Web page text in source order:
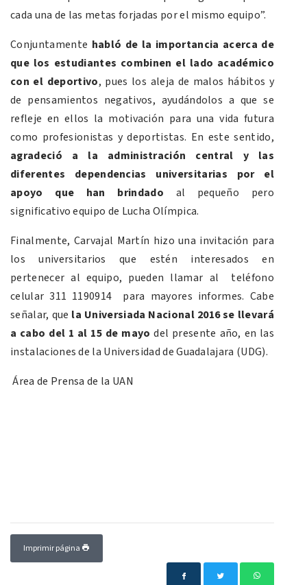
cada una de las metas forjadas por el mismo equipo”.
Conjuntamente habló de la importancia acerca de
que los estudiantes combinen el lado académico
con el deportivo, pues los aleja de malos hábitos y
de pensamientos negativos, ayudándolos a que se
refleje en ellos la motivación para una vida futura
como profesionistas y deportistas. En este sentido,
agradeció a la administración central y las
diferentes dependencias universitarias por el
apoyo que han brindado al pequeño pero
significativo equipo de Lucha Olímpica.
Finalmente, Carvajal Martín hizo una invitación para
los universitarios que estén interesados en
pertenecer al equipo, pueden llamar al teléfono
celular 311 1190914 para mayores informes. Cabe
señalar, que la Universiada Nacional 2016 se llevará
a cabo del 1 al 15 de mayo del presente año, en las
instalaciones de la Universidad de Guadalajara (UDG).
Área de Prensa de la UAN
Imprimir página